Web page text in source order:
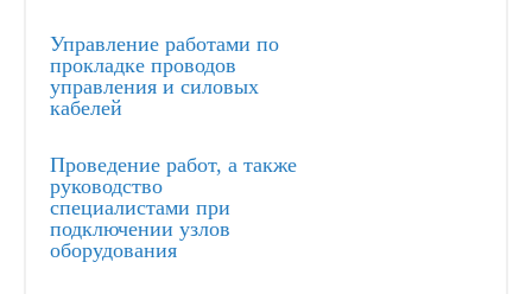
Управление работами по
прокладке проводов
управления и силовых
кабелей
Проведение работ, а также
руководство
специалистами при
подключении узлов
оборудования